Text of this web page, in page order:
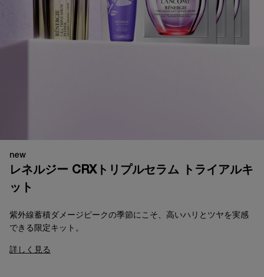
new
レネルジー CRXトリプルセラム トライアルキ
ット​
紫外線蓄積ダメージピークの季節にこそ、高いハリとツヤを実感
できる限定キット。
詳しく見る